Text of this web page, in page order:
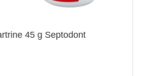
45 g Septodont